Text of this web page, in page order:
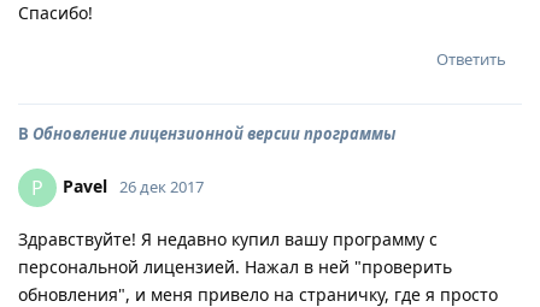
Спасибо!
Ответить
В Обновление лицензионной версии программы
P Pavel 26 дек 2017
Здравствуйте! Я недавно купил вашу программу с
персональной лицензией. Нажал в ней "проверить
обновления", и меня привело на страничку, где я просто